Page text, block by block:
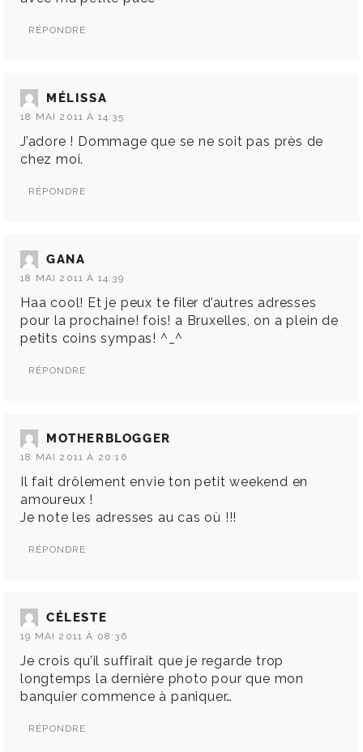
RÉPONDRE
MÉLISSA
18 MAI 2011 À 14:35
J’adore ! Dommage que se ne soit pas près de
chez moi.
RÉPONDRE
GANA
18 MAI 2011 À 14:39
Haa cool! Et je peux te filer d’autres adresses
pour la prochaine! fois! a Bruxelles, on a plein de
petits coins sympas! ^_^
RÉPONDRE
MOTHERBLOGGER
18 MAI 2011 À 20:16
Il fait drôlement envie ton petit weekend en
amoureux !
Je note les adresses au cas où !!!
RÉPONDRE
CÉLESTE
19 MAI 2011 À 08:36
Je crois qu’il suffirait que je regarde trop
longtemps la dernière photo pour que mon
banquier commence à paniquer…
RÉPONDRE